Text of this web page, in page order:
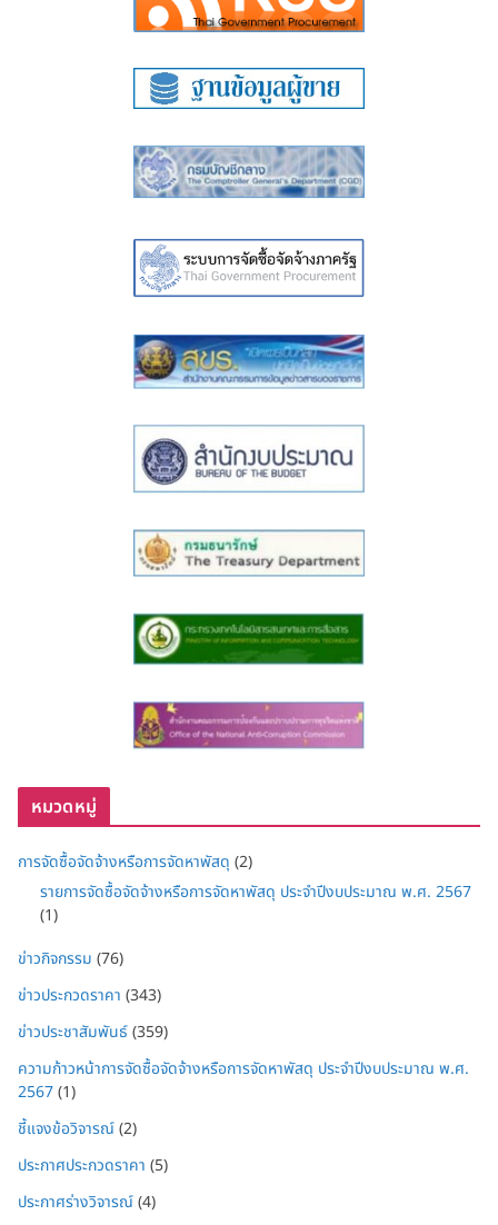
หมวดหมู่
การจัดซื้อจัดจ้างหรือการจัดหาพัสดุ (2)
รายการจัดซื้อจัดจ้างหรือการจัดหาพัสดุ ประจำปีงบประมาณ พ.ศ. 2567
(1)
ข่าวกิจกรรม (76)
ข่าวประกวดราคา (343)
ข่าวประชาสัมพันธ์(359)
ความก้าวหน้าการจัดซื้อจัดจ้างหรือการจัดหาพัสดุ ประจำปีงบประมาณ พ.ศ.
2567(1)
ชี้แจงข้อวิจารณ์(2)
ประกาศประกวดราคา (5)
ประกาศร่างวิจารณ์(4)